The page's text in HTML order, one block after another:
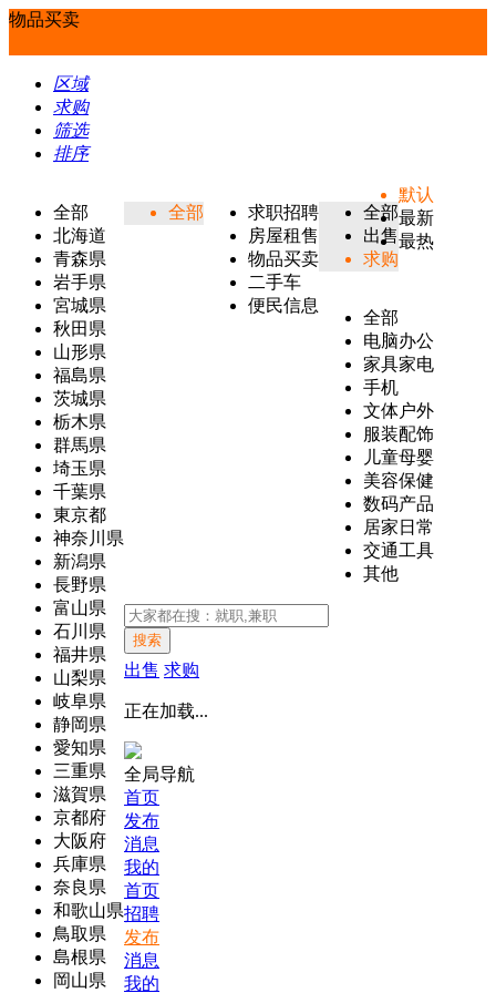
物品买卖
区域
求购
筛选
排序
全部
北海道
青森県
岩手県
宮城県
秋田県
山形県
福島県
茨城県
栃木県
群馬県
埼玉県
千葉県
東京都
神奈川県
新潟県
長野県
富山県
石川県
福井県
山梨県
岐阜県
静岡県
愛知県
三重県
滋賀県
京都府
大阪府
兵庫県
奈良県
和歌山県
鳥取県
島根県
岡山県
全部
求职招聘
房屋租售
物品买卖
二手车
便民信息
全部
出售
求购
全部
电脑办公
家具家电
手机
文体户外
服装配饰
儿童母婴
美容保健
数码产品
居家日常
交通工具
其他
默认
最新
最热
搜索
出售 求购
正在加载...
全局导航
首页
发布
消息
我的
首页
招聘
发布
消息
我的